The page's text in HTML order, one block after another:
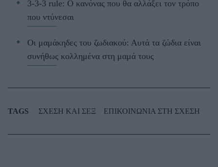
3-3-3 rule: Ο κανόνας που θα αλλάξει τον τρόπο
που ντύνεσαι
Οι μαμάκηδες του ζωδιακού: Αυτά τα ζώδια είναι
συνήθως κολλημένα στη μαμά τους
TAGS ΣΧΕΣΗ ΚΑΙ ΣΕΞ ΕΠΙΚΟΙΝΩΝΙΑ ΣΤΗ ΣΧΕΣΗ